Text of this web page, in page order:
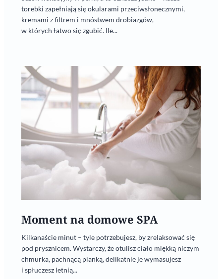
torebki zapełniają się okularami przeciwsłonecznymi,
kremami z filtrem i mnóstwem drobiazgów,
w których łatwo się zgubić. Ile...
Moment na domowe SPA
Kilkanaście minut – tyle potrzebujesz, by zrelaksować się
pod prysznicem. Wystarczy, że otulisz ciało miękką niczym
chmurka, pachnącą pianką, delikatnie je wymasujesz
i spłuczesz letnią...